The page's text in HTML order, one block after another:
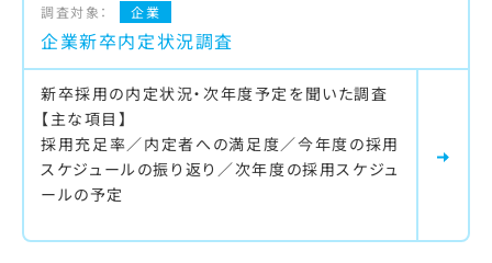
調査対象：
企業
企業新卒内定状況調査
新卒採用の内定状況・次年度予定を聞いた調査
【主な項目】
採用充足率／内定者への満足度／今年度の採用
スケジュールの振り返り／次年度の採用スケジュ
ールの予定